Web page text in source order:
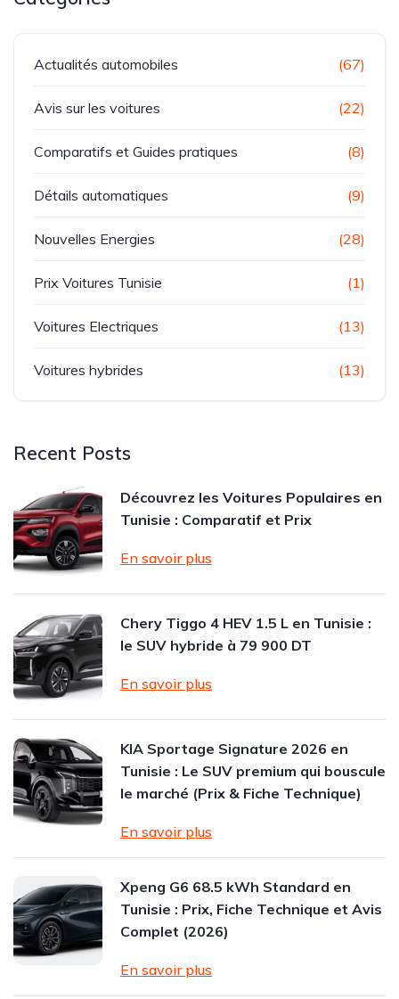
Actualités automobiles (67)
Avis sur les voitures (22)
Comparatifs et Guides pratiques (8)
Détails automatiques (9)
Nouvelles Energies (28)
Prix Voitures Tunisie (1)
Voitures Electriques (13)
Voitures hybrides (13)
Recent Posts
Découvrez les Voitures Populaires en
Tunisie : Comparatif et Prix
En savoir plus
Chery Tiggo 4 HEV 1.5 L en Tunisie :
le SUV hybride à 79 900 DT
En savoir plus
KIA Sportage Signature 2026 en
Tunisie : Le SUV premium qui bouscule
le marché (Prix & Fiche Technique)
En savoir plus
Xpeng G6 68.5 kWh Standard en
Tunisie : Prix, Fiche Technique et Avis
Complet (2026)
En savoir plus